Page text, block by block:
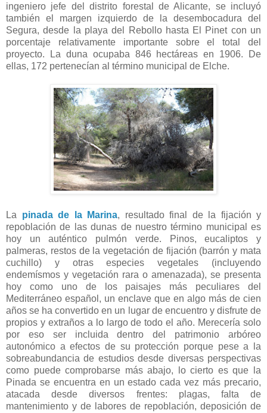
ingeniero jefe del distrito forestal de Alicante, se incluyó
también el margen izquierdo de la desembocadura del
Segura, desde la playa del Rebollo hasta El Pinet con un
porcentaje relativamente importante sobre el total del
proyecto.
La duna ocupaba 846 hectáreas en 1906. De
ellas, 172 pertenecían al término municipal de Elche.
La pinada de la Marina, resultado final de la fijación y
repoblación de las dunas de nuestro término municipal es
hoy un auténtico pulmón verde. Pinos, eucaliptos y
palmeras, restos de la vegetación de fijación (barrón y mata
cuchillo) y otras especies vegetales (incluyendo
endemísmos y vegetación rara o amenazada), se presenta
hoy como uno de los paisajes más peculiares del
Mediterráneo español, un enclave que en algo más de cien
años se ha convertido en un lugar de encuentro y disfrute de
propios y extraños a lo largo de todo el año. Merecería solo
por eso ser incluida dentro del patrimonio arbóreo
autonómico a efectos de su protección porque pese a la
sobreabundancia de estudios desde diversas perspectivas
como puede comprobarse más abajo, lo cierto es que la
Pinada se encuentra en un estado cada vez más precario,
atacada desde diversos frentes: plagas, falta de
mantenimiento y de labores de repoblación, deposición de